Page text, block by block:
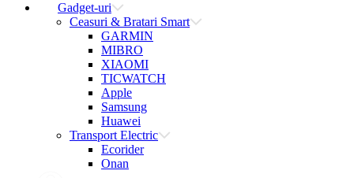
Gadget-uri
Ceasuri & Bratari Smart
GARMIN
MIBRO
XIAOMI
TICWATCH
Apple
Samsung
Huawei
Transport Electric
Ecorider
Onan